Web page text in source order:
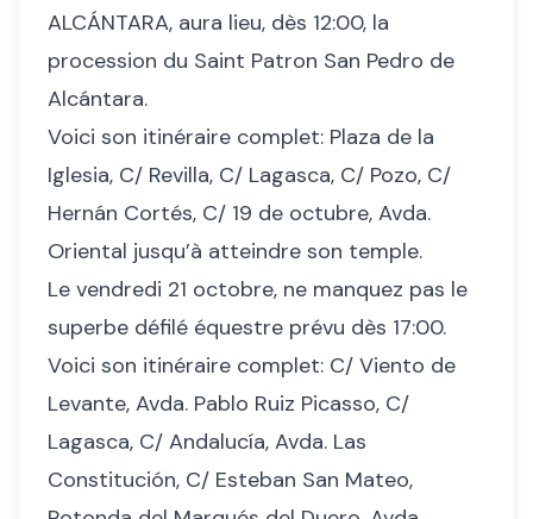
ALCÁNTARA, aura lieu, dès 12:00, la
procession du Saint Patron San Pedro de
Alcántara.
Voici son itinéraire complet: Plaza de la
Iglesia, C/ Revilla, C/ Lagasca, C/ Pozo, C/
Hernán Cortés, C/ 19 de octubre, Avda.
Oriental jusqu’à atteindre son temple.
Le vendredi 21 octobre, ne manquez pas le
superbe défilé équestre prévu dès 17:00.
Voici son itinéraire complet: C/ Viento de
Levante, Avda. Pablo Ruiz Picasso, C/
Lagasca, C/ Andalucía, Avda. Las
Constitución, C/ Esteban San Mateo,